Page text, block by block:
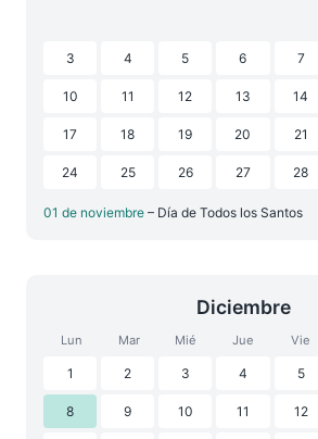
3 4 5 6 7
10 11 12 13 14
17 18 19 20 21
24 25 26 27 28
01 de noviembre – Día de Todos los Santos
Diciembre
Lun Mar Mié Jue Vie
1 2 3 4 5
8 9 10 11 12